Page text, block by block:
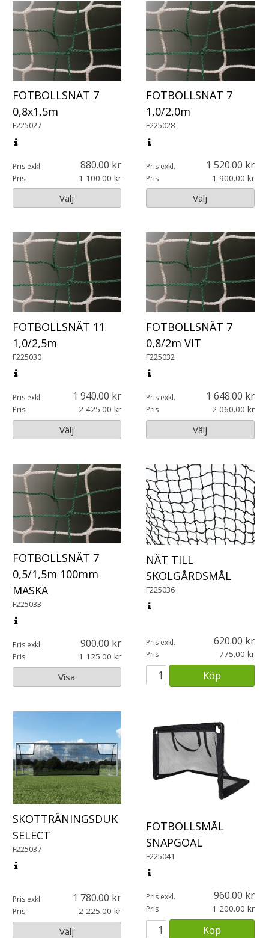
FOTBOLLSNÄT 7
0,8x1,5m
F225027
Pris exkl. 880.00
Pris 1 100.00
Välj
FOTBOLLSNÄT 7
1,0/2,0m
F225028
Pris exkl. 1 520.00
Pris 1 900.00
Välj
FOTBOLLSNÄT 11
1,0/2,5m
F225030
Pris exkl. 1 940.00
Pris 2 425.00
Välj
FOTBOLLSNÄT 7
0,8/2m VIT
F225032
Pris exkl. 1 648.00
Pris 2 060.00
Välj
FOTBOLLSNÄT 7
0,5/1,5m 100mm
MASKA
F225033
Pris exkl. 900.00
Pris 1 125.00
Visa
NÄT TILL
SKOLGÅRDSMÅL
F225036
Pris exkl. 620.00
Pris 775.00
Köp
SKOTTRÄNINGSDUK
SELECT
F225037
Pris exkl. 1 780.00
Pris 2 225.00
Välj
FOTBOLLSMÅL
SNAPGOAL
F225041
Pris exkl. 960.00
Pris 1 200.00
Köp